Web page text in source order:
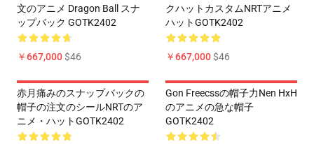
文のアニメ Dragon Ball スナ
ップバック GOTK2402
￥667,000$46
クハットカスタムNRTアニメ
ハットGOTK2402
￥667,000$46
赤月痛みのスナップバックの
帽子の注文のシールNRTのア
ニメ・ハットGOTK2402
Gon Freecssの帽子力Nen HxH
のアニメの急な帽子
GOTK2402